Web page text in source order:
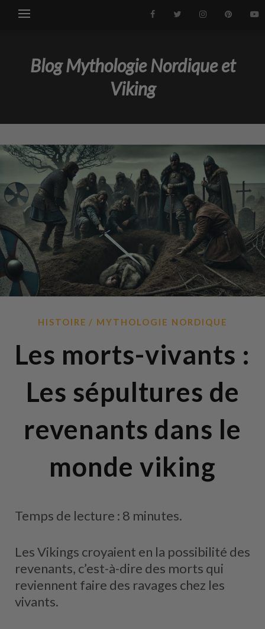
Blog Mythologie Nordique et
Viking
HISTOIRE MYTHOLOGIE NORDIQUE
Les morts-vivants :
Les sépultures de
revenants dans le
monde viking
Temps de lecture : 8 minutes.
Les Vikings croyaient en la possibilité des
revenants, c’est-à-dire des morts qui
reviennent faire des ravages chez les
vivants.